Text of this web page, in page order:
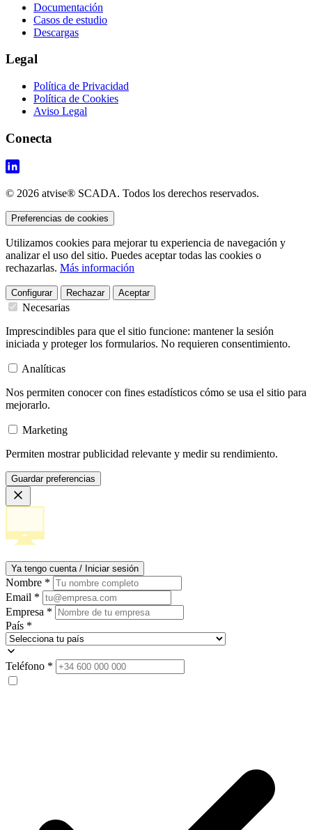
Documentación
Casos de estudio
Descargas
Legal
Política de Privacidad
Política de Cookies
Aviso Legal
Conecta
© 2026 atvise® SCADA. Todos los derechos reservados.
Preferencias de cookies
Utilizamos cookies para mejorar tu experiencia de navegación y
analizar el uso del sitio. Puedes aceptar todas las cookies o
rechazarlas. Más información
Configurar Rechazar Aceptar
Necesarias
Imprescindibles para que el sitio funcione: mantener la sesión
iniciada y proteger los formularios. No requieren consentimiento.
Analíticas
Nos permiten conocer con fines estadísticos cómo se usa el sitio para
mejorarlo.
Marketing
Permiten mostrar publicidad relevante y medir su rendimiento.
Guardar preferencias
Ya tengo cuenta / Iniciar sesión
Nombre *
Email *
Empresa *
País *
Teléfono *